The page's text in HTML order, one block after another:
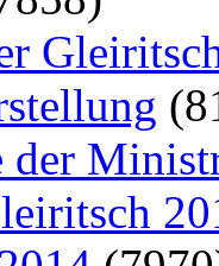
der